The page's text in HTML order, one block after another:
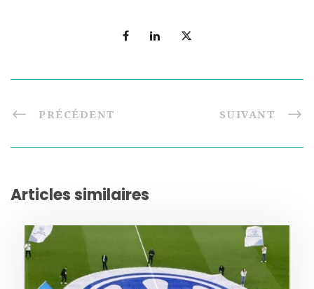
PRÉCÉDENT SUIVANT
Articles similaires